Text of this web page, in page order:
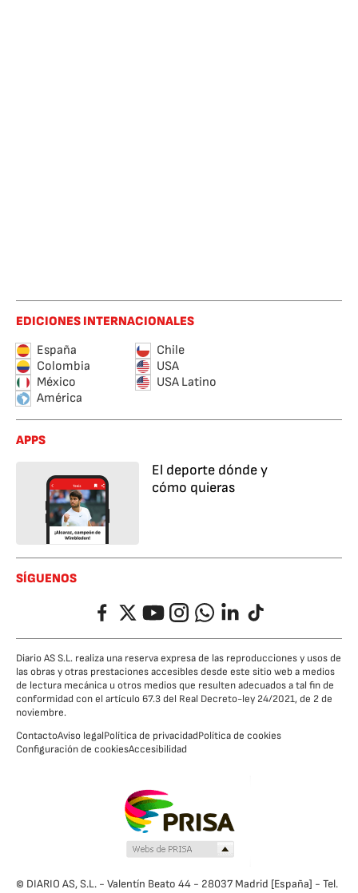
EDICIONES INTERNACIONALES
España
Chile
Colombia
USA
México
USA Latino
América
APPS
El deporte dónde y
cómo quieras
SÍGUENOS
FacebookTwitterYouTubeInstagramWhatsappLinkedIn
TikTok
Diario AS S.L. realiza una reserva expresa de las reproducciones y usos de
las obras y otras prestaciones accesibles desde este sitio web a medios
de lectura mecánica u otros medios que resulten adecuados a tal fin de
conformidad con el artículo 67.3 del Real Decreto-ley 24/2021, de 2 de
noviembre.
ContactoAviso legalPolítica de privacidadPolítica de cookies
Configuración de cookiesAccesibilidad
© DIARIO AS, S.L. - Valentín Beato 44 - 28037 Madrid [España] - Tel.